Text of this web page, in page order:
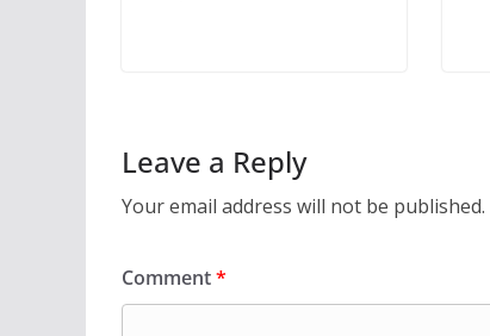
Leave a Reply
Your email address will not be published.
Comment*